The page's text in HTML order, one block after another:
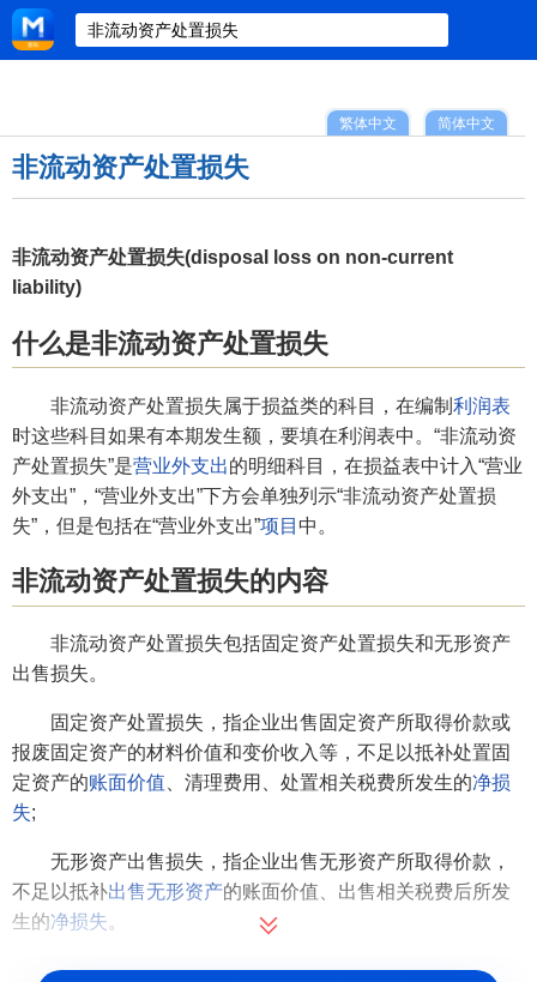
简体中文
繁体中文
非流动资产处置损失
非流动资产处置损失(disposal loss on non-current
liability)
什么是非流动资产处置损失
非流动资产处置损失属于损益类的科目，在编制 利润表
时这些科目如果有本期发生额，要填在利润表中。“非流动资
产处置损失”是营业外支出的明细科目，在损益表中计入“营业
外支出”，“营业外支出”下方会单独列示“非流动资产处置损
失”，但是包括在“营业外支出”项目 中。
非流动资产处置损失的内容
非流动资产处置损失包括固定资产处置损失和无形资产
出售损失。
固定资产处置损失，指企业出售固定资产所取得价款或
报废固定资产的材料价值和变价收入等，不足以抵补处置固
定资产的账面价值 、清理费用、处置相关税费所发生的净损
失;
无形资产出售损失，指企业出售无形资产所取得价款，
不足以抵补出售无形资产的账面价值、出售相关税费后所发
生的净损失。